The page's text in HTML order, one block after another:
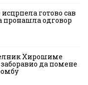
готово сав
пронашла одговор
Хирошиме
заборавио да помене